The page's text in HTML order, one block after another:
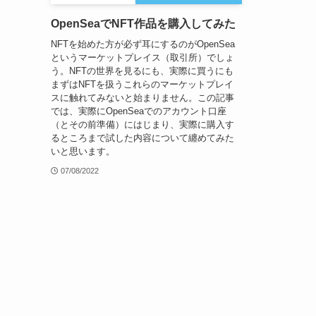
OpenSeaでNFT作品を購入してみた
NFTを始めた方が必ず耳にするのがOpenSea
というマーケットプレイス（取引所）でしょ
う。NFTの世界を見るにも、実際に買うにも
まずはNFTを扱うこれらのマーケットプレイ
スに触れてみないと始まりません。この記事
では、実際にOpenSeaでのアカウント口座
（とその前準備）にはじまり、実際に購入す
るところまで試した内容について纏めてみた
いと思います。
07/08/2022